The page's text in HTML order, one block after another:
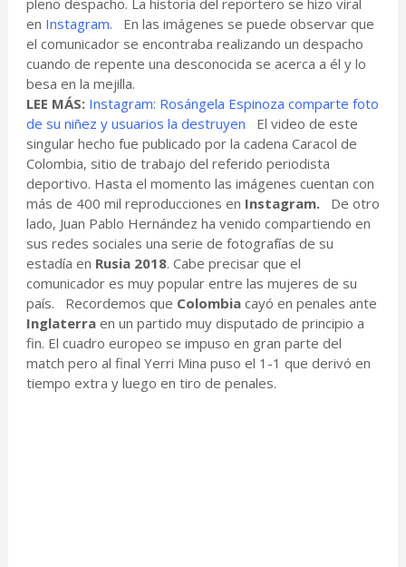
pleno despacho. La historia del reportero se hizo viral
en Instagram. En las imágenes se puede observar que
el comunicador se encontraba realizando un despacho
cuando de repente una desconocida se acerca a él y lo
besa en la mejilla.
LEE MÁS: Instagram: Rosángela Espinoza comparte foto
de su niñez y usuarios la destruyen El video de este
singular hecho fue publicado por la cadena Caracol de
Colombia, sitio de trabajo del referido periodista
deportivo. Hasta el momento las imágenes cuentan con
más de 400 mil reproducciones en Instagram.De otro
lado, Juan Pablo Hernández ha venido compartiendo en
sus redes sociales una serie de fotografías de su
estadía en Rusia 2018. Cabe precisar que el
comunicador es muy popular entre las mujeres de su
país. Recordemos que Colombia cayó en penales ante
Inglaterraen un partido muy disputado de principio a
fin. El cuadro europeo se impuso en gran parte del
match pero al final Yerri Mina puso el 1-1 que derivó en
tiempo extra y luego en tiro de penales.